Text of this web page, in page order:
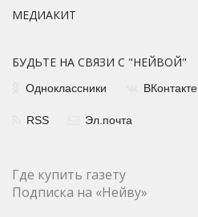
МЕДИАКИТ
БУДЬТЕ НА СВЯЗИ С "НЕЙВОЙ"
Одноклассники ВКонтакте
RSS Эл.почта
Где купить газету
Подписка на «Нейву»